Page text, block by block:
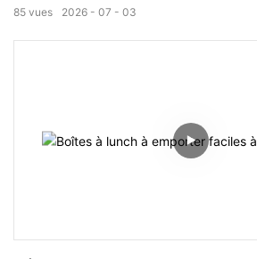
2026 07 03
85 vues